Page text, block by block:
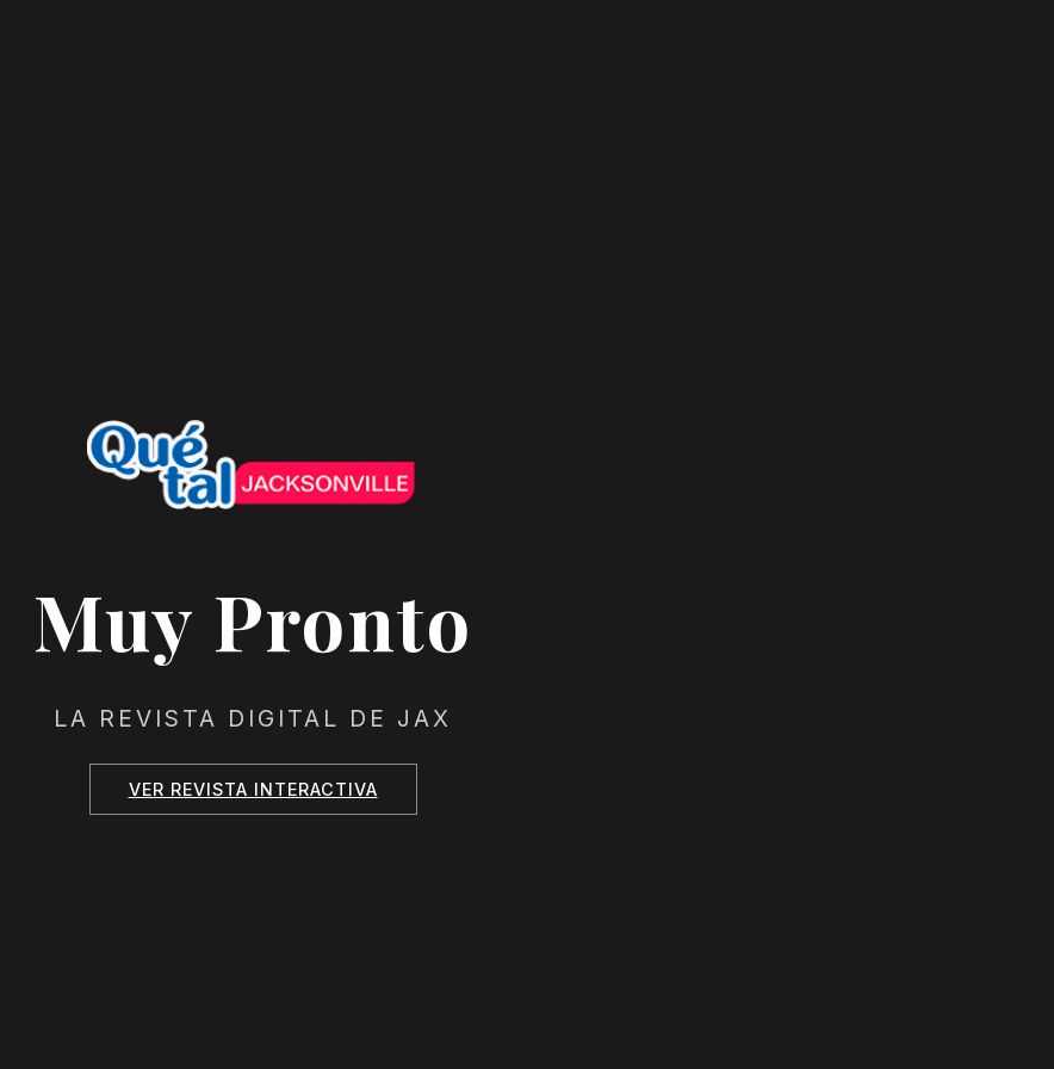
Muy Pronto
LA REVISTA DIGITAL DE JAX
VER REVISTA INTERACTIVA